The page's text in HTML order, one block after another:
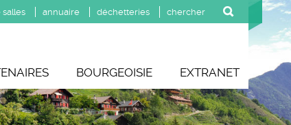
annuaire déchetteries
BOURGEOISIE EXTRANET